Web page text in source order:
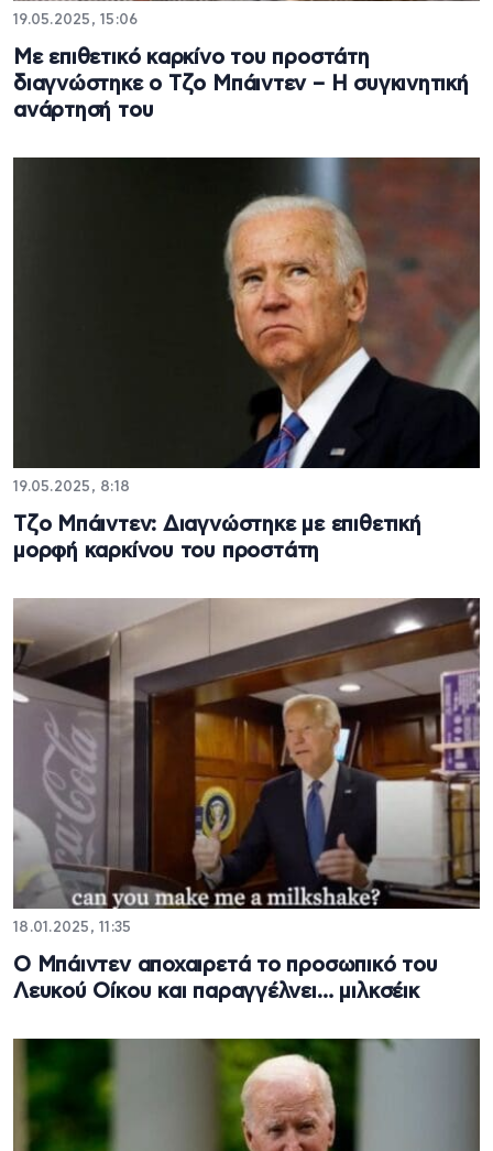
19.05.2025, 15:06
Με επιθετικό καρκίνο του προστάτη
διαγνώστηκε ο Τζο Μπάιντεν – Η συγκινητική
ανάρτησή του
19.05.2025, 8:18
Τζο Μπάιντεν: Διαγνώστηκε με επιθετική
μορφή καρκίνου του προστάτη
18.01.2025, 11:35
Ο Μπάιντεν αποχαιρετά το προσωπικό του
Λευκού Οίκου και παραγγέλνει… μιλκσέικ